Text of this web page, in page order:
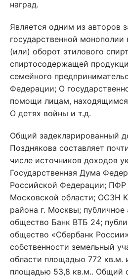
наград.
Является одним из авторов
государственной монополии
(или) оборот этилового
спиртосодержащей
семейного
Федерации; О
помощи лицам, находящимся
О детях войны и т.д.
Общий задекларированный
Позднякова составляет
числе источников доходов
Государственная Дума
Российской Федерации; ПФР
Московской области; ОСЗН
района г. Москвы; публичное
общество Банк ВТБ 24;
общество «Сбербанк
собственности земельный
области площадью 772
площадью 53,8 кв.м.. Общий